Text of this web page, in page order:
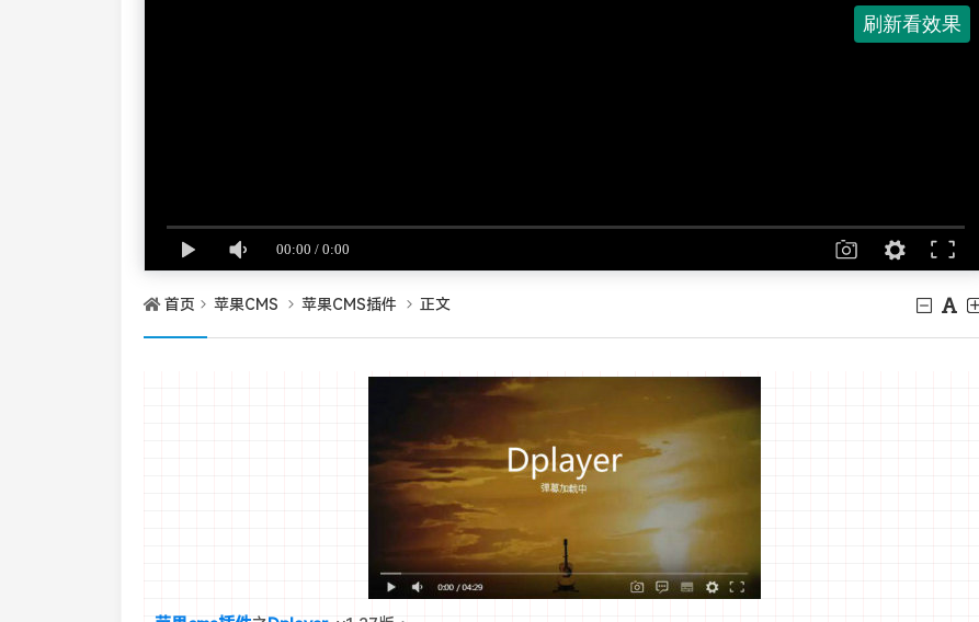
首页 苹果CMS 苹果CMS插件 正文